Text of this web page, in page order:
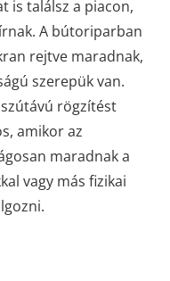
is találsz a piacon,
A bútoriparban
rejtve maradnak,
szerepük van.
rögzítést
amikor az
maradnak a
vagy más fizikai